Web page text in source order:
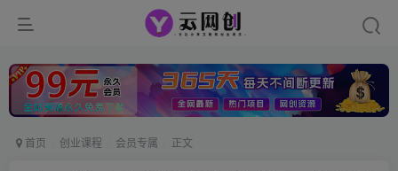
首页 创业课程 会员专属 正文